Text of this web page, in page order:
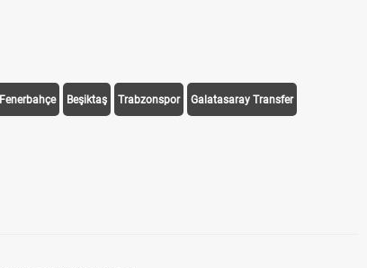
Fenerbahçe Beşiktaş Trabzonspor Galatasaray Transfer